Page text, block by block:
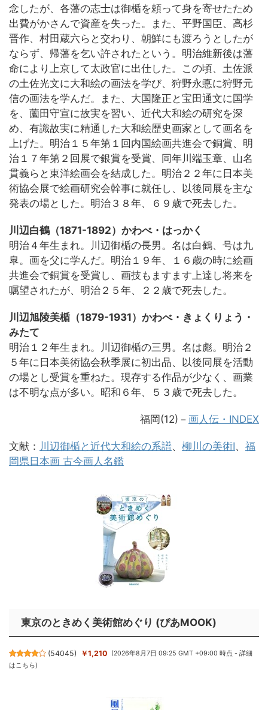
念したが、各藩の志士は御楯を頼って身を寄せたため
出費がかさんで資産を失った。また、平野国臣、高杉
晋作、村田蔵六らと交わり、朝鮮にも渡ろうとしたが
ならず、帰藩を乞い許されたという。明治維新後は藩
命により上京して太政官に出仕した。この頃、土佐派
の土佐光文に大和絵の画法を学び、狩野永悳に狩野元
信の画法を学んだ。また、大国隆正と宝田通文に国学
を、薗田守宣に故実を習い、近代大和絵の研究を深
め、有識故実に精通した大和絵歴史画家として画名を
上げた。明治１５年第１回内国絵画共進会で銅賞、明
治１７年第２回展で銀賞を受賞、同年川端玉章、山名
貫義らと東洋絵画会を結成した。明治２２年に日本美
術協会展で絵画研究会幹事に就任し、以後同展を主な
発表の場とした。明治３８年、６９歳で死去した。
川辺白鶴（1871-1892）かわべ・はっかく
明治４年生まれ。川辺御楯の長男。名は白鶴、号は九
皐。画を父に学んだ。明治１９年、１６歳の時に絵画
共進会で銅賞を受賞し、画技もますます上達し将来を
嘱望されたが、明治２５年、２２歳で死去した。
川辺旭陵美楯（1879-1931）かわべ・きょくりょう・
みたて
明治１２年生まれ。川辺御楯の三男。名は彪。明治２
５年に日本美術協会秋季展に初出品、以後同展を活動
の場とし受賞を重ねた。現存する作品が少なく、画業
は不明な点が多い。昭和６年、５３歳で死去した。
福岡(12)－ 画人伝・INDEX
文献： 川辺御楯と近代大和絵の系譜、 柳川の美術Ⅰ、 福
岡県日本画 古今画人名鑑
東京のときめく美術館めぐり (ぴあMOOK)
(54045) ￥1,210 (2026年8月7日 09:25 GMT +09:00 時点 -詳細
はこちら)